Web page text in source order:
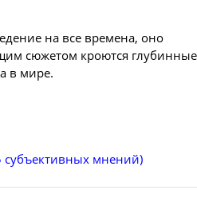
на все времена, оно
сюжетом кроются глубинные
в мире.
субъективных мнений)